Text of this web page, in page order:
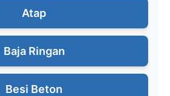
Atap
Baja Ringan
Besi Beton